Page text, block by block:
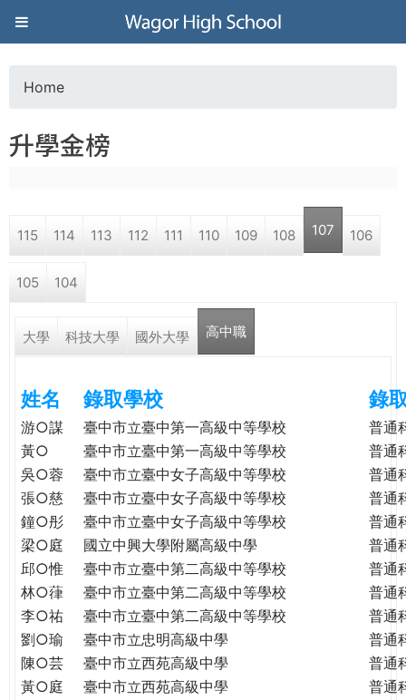
Jump to navigation
葳
格
高
學
格。
o
a
r
e
e
r
e
Home
升學金榜
115 114 113 112 111 110 109 108 107 106
105 104
大學 科技大學 國外大學 高中職
姓名 錄取學校 錄
游○謀 臺中市立臺中第一高級中等學校
普通
黃○
臺中市立臺中第一高級中等學校
普通
吳○蓉
臺中市立臺中女子高級中等學校
普通
張○慈
臺中市立臺中女子高級中等學校
普通
鐘○彤
臺中市立臺中女子高級中等學校
普通
梁○庭
國立中興大學附屬高級中學
普通
邱○惟
臺中市立臺中第二高級中等學校
普通
林○葎
臺中市立臺中第二高級中等學校
普通
李○祐
臺中市立臺中第二高級中等學校
普通
劉○瑜
臺中市立忠明高級中學
普通
陳○芸
臺中市立西苑高級中學
普通
黃○庭
臺中市立西苑高級中學
普通